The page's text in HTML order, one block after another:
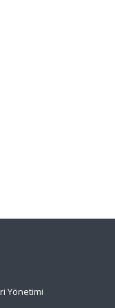
Yönetimi